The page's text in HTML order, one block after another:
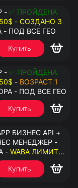
- ✅ ПРОЙДЕНА
- СОЗДАНО 3
- ПОД ВСЕ ГЕО
Купить
- ✅ ПРОЙДЕНА
- ВОЗРАСТ 1
- ПОД ВСЕ ГЕО
Купить
БИЗНЕС API +
МЕНЕДЖЕР -
- WABA ЛИМИТ
ДО 20
Купить